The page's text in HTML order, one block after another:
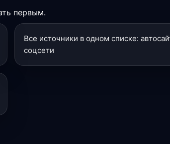
первым.
Все источники в одном списке:
соцсети